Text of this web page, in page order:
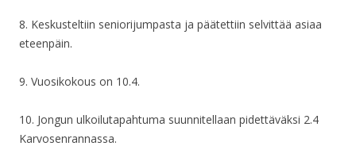
8. Keskusteltiin seniorijumpasta ja päätettiin selvittää asiaa
eteenpäin.
9. Vuosikokous on 10.4.
10. Jongun ulkoilutapahtuma suunnitellaan pidettäväksi 2.4
Karvosenrannassa.